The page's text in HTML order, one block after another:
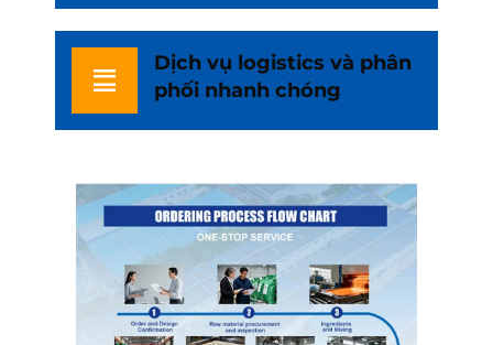
Dịch vụ logistics và phân
phối nhanh chóng